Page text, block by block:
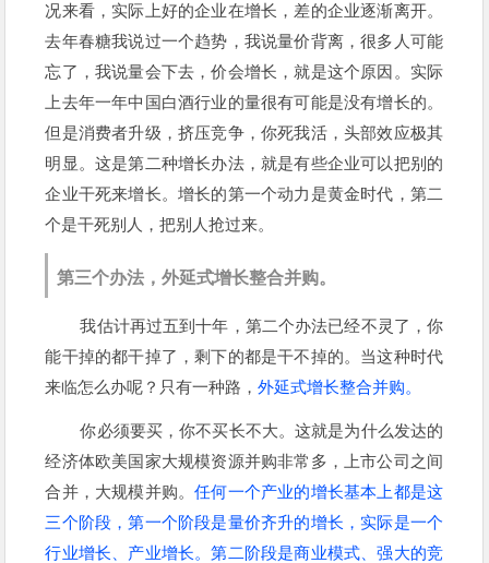
况来看，实际上好的企业在增长，差的企业逐渐离开。
去年春糖我说过一个趋势，我说量价背离，很多人可能
忘了，我说量会下去，价会增长，就是这个原因。实际
上去年一年中国白酒行业的量很有可能是没有增长的。
但是消费者升级，挤压竞争，你死我活，头部效应极其
明显。这是第二种增长办法，就是有些企业可以把别的
企业干死来增长。增长的第一个动力是黄金时代，第二
个是干死别人，把别人抢过来。
第三个办法，外延式增长整合并购。
我估计再过五到十年，第二个办法已经不灵了，你
能干掉的都干掉了，剩下的都是干不掉的。当这种时代
来临怎么办呢？只有一种路，外延式增长整合并购。
你必须要买，你不买长不大。这就是为什么发达的
经济体欧美国家大规模资源并购非常多，上市公司之间
合并，大规模并购。任何一个产业的增长基本上都是这
三个阶段，第一个阶段是量价齐升的增长，实际是一个
行业增长、产业增长。第二阶段是商业模式、强大的竞